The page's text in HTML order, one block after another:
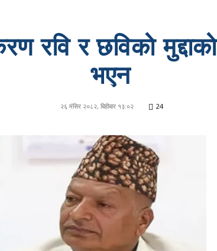
रवि र छविकाे
भएन
२६ मंसिर २०८२, बिहीबार १३:०२ 24